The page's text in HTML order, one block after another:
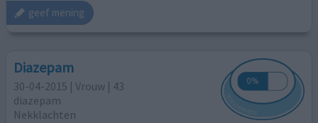
geef mening
Diazepam
30-04-2015 | Vrouw | 43
diazepam
Nekklachten